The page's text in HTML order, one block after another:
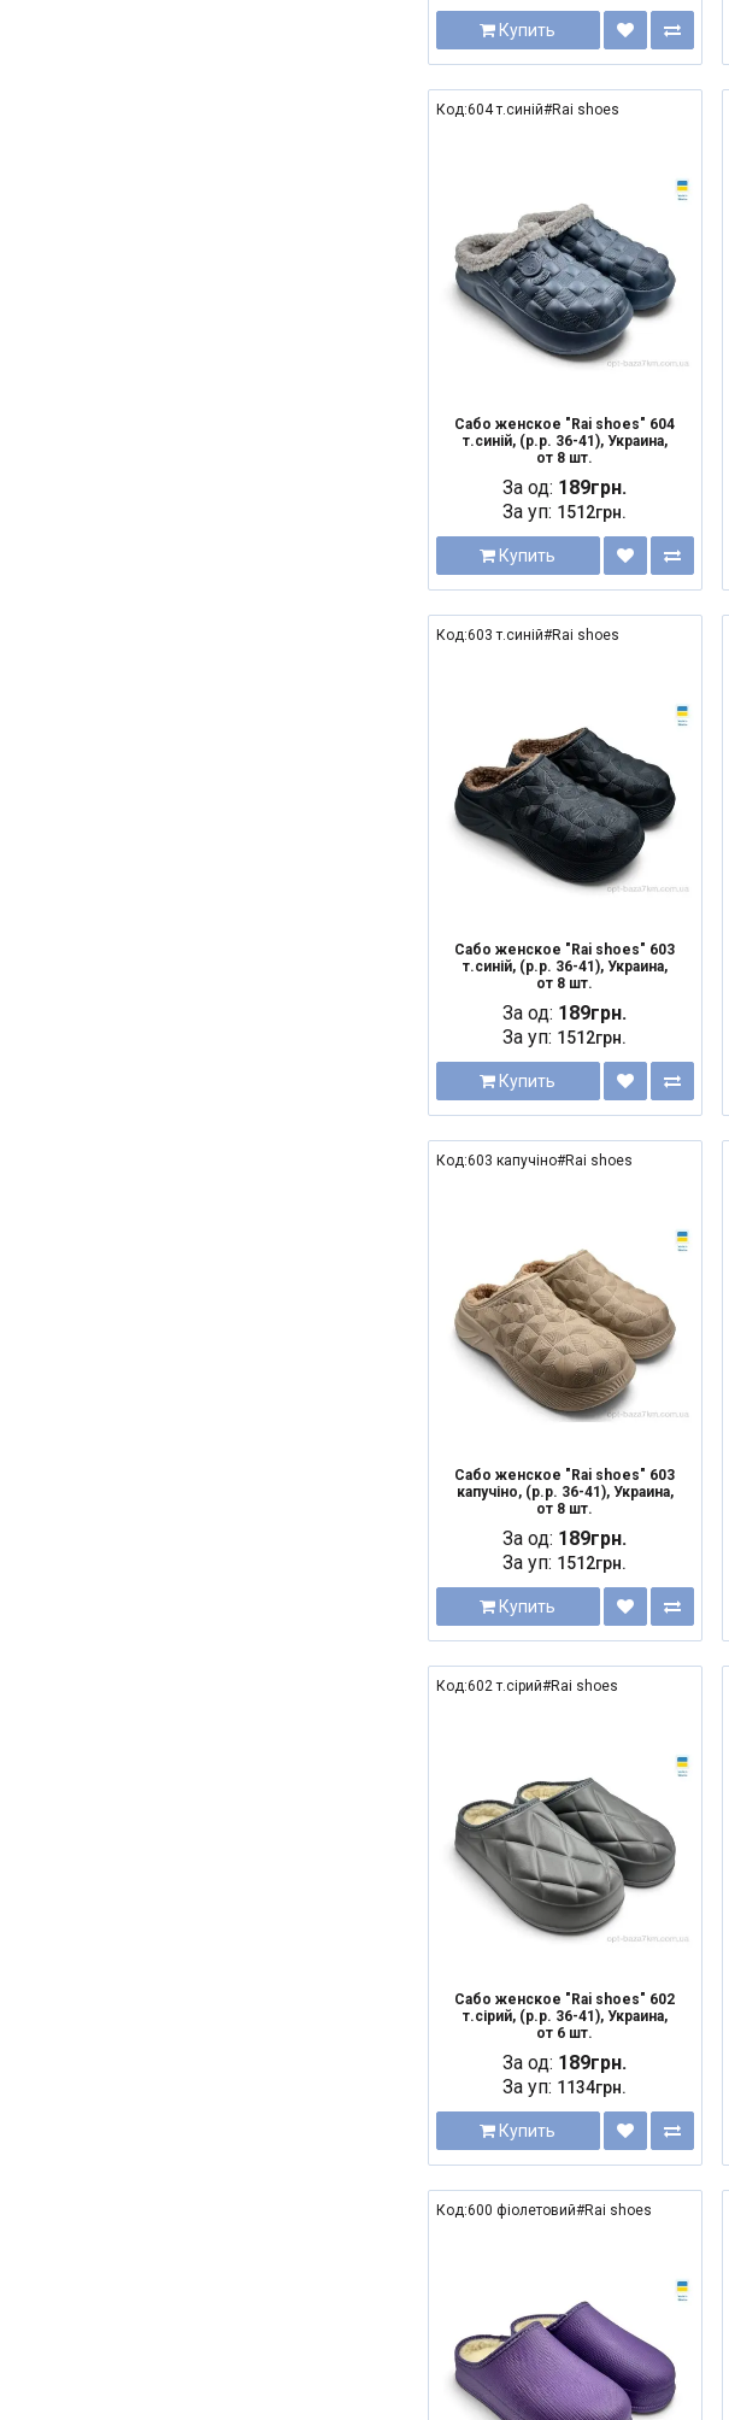
Купить
Код:604 т.синій#Rai shoes
Сабо женское "Rai shoes" 604
т.синій, (р.р. 36-41), Украина,
от 8 шт.
За од: 189грн.
За уп: 1512грн.
Купить
Код:603 т.синій#Rai shoes
Сабо женское "Rai shoes" 603
т.синій, (р.р. 36-41), Украина,
от 8 шт.
За од: 189грн.
За уп: 1512грн.
Купить
Код:603 капучіно#Rai shoes
Сабо женское "Rai shoes" 603
капучіно, (р.р. 36-41), Украина,
от 8 шт.
За од: 189грн.
За уп: 1512грн.
Купить
Код:602 т.сірий#Rai shoes
Сабо женское "Rai shoes" 602
т.сірий, (р.р. 36-41), Украина,
от 6 шт.
За од: 189грн.
За уп: 1134грн.
Купить
Код:600 фіолетовий#Rai shoes